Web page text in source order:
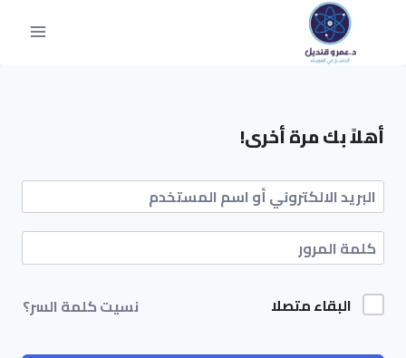
أهلاً بك مرة أخرى!
البقاء متصلا نسيت كلمة السر؟